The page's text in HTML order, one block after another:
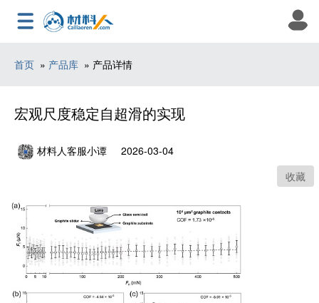
首页 » 产品库 » 产品详情
宏观尺度稳定自超滑的实现
材料人客服小谭 2026-03-04
收藏